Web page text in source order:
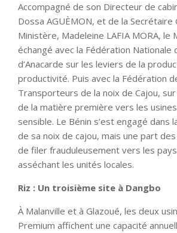
Accompagné de son Directeur de
Dossa AGUÈMON, et de la Secrétaire
Ministère, Madeleine LAFIA MORA, le
échangé avec la Fédération Nationale
d’Anacarde sur les leviers de la
productivité. Puis avec la Fédération
Transporteurs de la noix de Cajou, sur
de la matière première vers les
sensible. Le Bénin s’est engagé dans
de sa noix de cajou, mais une part
de filer frauduleusement vers les
asséchant les unités locales.
Riz : Un troisième site à Dangbo
À Malanville et à Glazoué, les deux
Premium affichent une capacité